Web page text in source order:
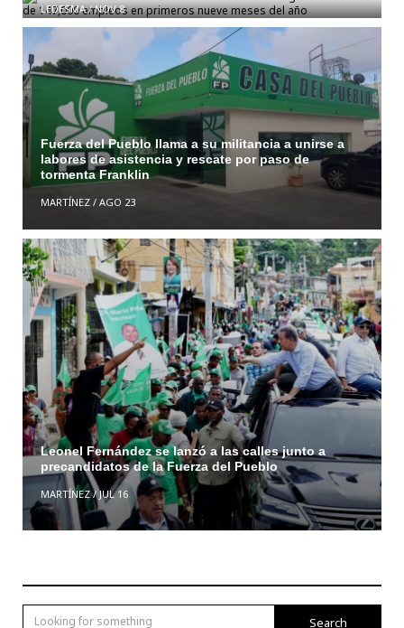
LEDESMA/NOV 8
Fuerza del Pueblo llama a su militancia a unirse a
labores de asistencia y rescate por paso de
tormenta Franklin
MARTÍNEZ/ AGO 23
Leonel Fernández se lanzó a las calles junto a
precandidatos de la Fuerza del Pueblo
MARTÍNEZ/JUL 16
Search